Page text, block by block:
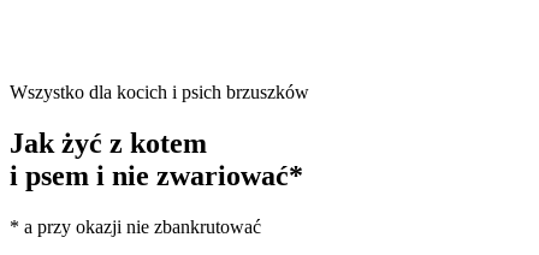
Wszystko dla kocich i psich brzuszków
Jak żyć z kotem
i psem i nie zwariować*
* a przy okazji nie zbankrutować